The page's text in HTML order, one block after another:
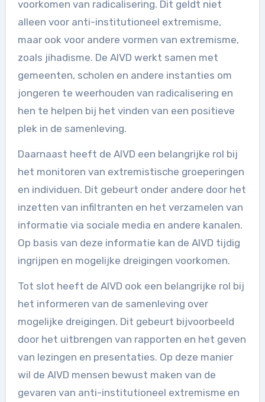
voorkomen van radicalisering. Dit geldt niet
alleen voor anti-institutioneel extremisme,
maar ook voor andere vormen van extremisme,
zoals jihadisme. De AIVD werkt samen met
gemeenten, scholen en andere instanties om
jongeren te weerhouden van radicalisering en
hen te helpen bij het vinden van een positieve
plek in de samenleving.
Daarnaast heeft de AIVD een belangrijke rol bij
het monitoren van extremistische groeperingen
en individuen. Dit gebeurt onder andere door het
inzetten van infiltranten en het verzamelen van
informatie via sociale media en andere kanalen.
Op basis van deze informatie kan de AIVD tijdig
ingrijpen en mogelijke dreigingen voorkomen.
Tot slot heeft de AIVD ook een belangrijke rol bij
het informeren van de samenleving over
mogelijke dreigingen. Dit gebeurt bijvoorbeeld
door het uitbrengen van rapporten en het geven
van lezingen en presentaties. Op deze manier
wil de AIVD mensen bewust maken van de
gevaren van anti-institutioneel extremisme en